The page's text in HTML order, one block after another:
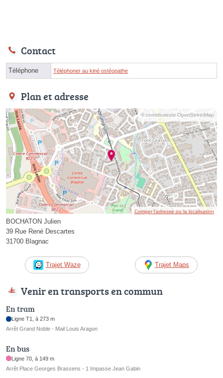
Contact
Téléphone Téléphoner au kiné ostéopathe
Plan et adresse
© contributeurs OpenStreetMap
Corriger l’adresse ou la localisation
BOCHATON Julien
39 Rue René Descartes
31700 Blagnac
Trajet Waze Trajet Maps
Venir en transports en commun
En tram
Ligne T1, à 273 m
Arrêt Grand Noble - Mail Louis Aragon
En bus
Ligne 70, à 149 m
Arrêt Place Georges Brassens - 1 Impasse Jean Gabin